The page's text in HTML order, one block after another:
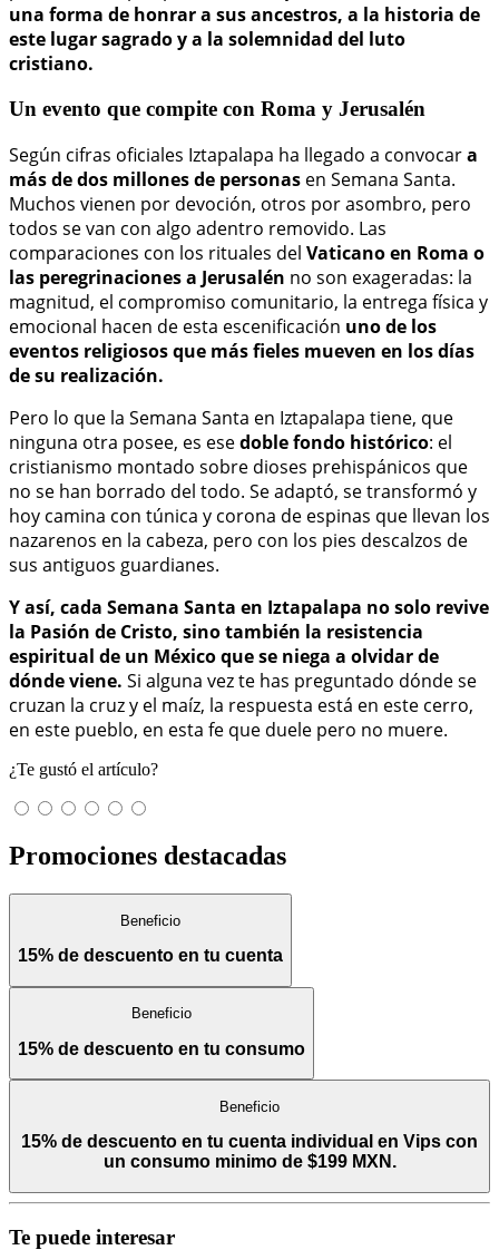
una forma de honrar a sus ancestros, a la historia de
este lugar sagrado y a la solemnidad del luto
cristiano.
Un evento que compite con Roma y Jerusalén
Según cifras oficiales Iztapalapa ha llegado a convocara
más de dos millones de personas en Semana Santa.
Muchos vienen por devoción, otros por asombro, pero
todos se van con algo adentro removido. Las
comparaciones con los rituales del Vaticano en Roma o
las peregrinaciones a Jerusalén no son exageradas: la
magnitud, el compromiso comunitario, la entrega física y
emocional hacen de esta escenificación uno de los
eventos religiosos que más fieles mueven en los días
de su realización.
Pero lo que la Semana Santa en Iztapalapa tiene, que
ninguna otra posee, es esedoble fondo histórico: el
cristianismo montado sobre dioses prehispánicos que
no se han borrado del todo. Se adaptó, se transformó y
hoy camina con túnica y corona de espinas que llevan los
nazarenos en la cabeza, pero con los pies descalzos de
sus antiguos guardianes.
Y así, cada Semana Santa en Iztapalapa no solo revive
la Pasión de Cristo, sino también la resistencia
espiritual de un México que se niega a olvidar de
dónde viene. Si alguna vez te has preguntado dónde se
cruzan la cruz y el maíz, la respuesta está en este cerro,
en este pueblo, en esta fe que duele pero no muere.
¿Te gustó el artículo?
Promociones destacadas
Beneficio
15% de descuento en tu cuenta
Beneficio
15% de descuento en tu consumo
Beneficio
15% de descuento en tu cuenta individual en Vips con
un consumo minimo de $199 MXN.
Te puede interesar